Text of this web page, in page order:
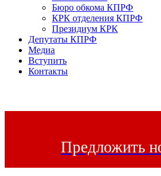
Бюро обкома КПРФ
КРК отделения КПРФ
Президиум КРК
Депутаты КПРФ
Медиа
Вступить
Контакты
Предложить